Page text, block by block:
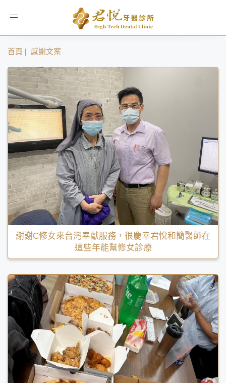
Toggle
首頁 | 感謝文案
謝謝C修女來台灣奉獻服務，很慶幸君悅和簡醫師在
這些年能幫修女診療